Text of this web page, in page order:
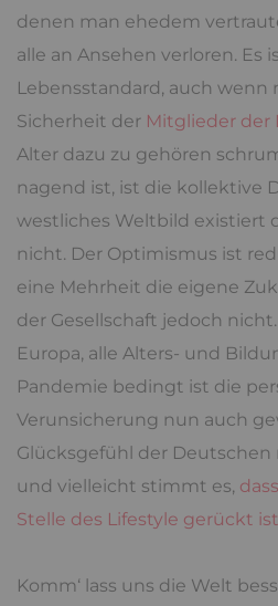
denen man ehedem
alle an Ansehen verloren. Es
Lebensstandard, auch wenn
Sicherheit der Mitglieder der
Alter dazu zu gehören
nagend ist, ist die kollektive
westliches Weltbild existiert
nicht. Der Optimismus ist
eine Mehrheit die eigene
der Gesellschaft jedoch
Europa, alle Alters- und
Pandemie bedingt ist die
Verunsicherung nun auch
Glücksgefühl der
und vielleicht stimmt es,
Stelle des Lifestyle gerückt ist
Komm‘ lass uns die Welt